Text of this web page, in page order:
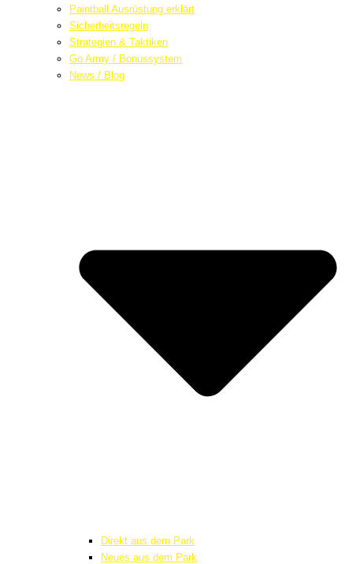
Paintball Ausrüstung erklärt
Sicherheitsregeln
Strategien & Taktiken
Go Army / Bonussystem
News / Blog
Direkt aus dem Park
Neues aus dem Park